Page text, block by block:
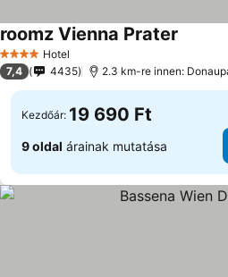
4 KategóriaHotel
roomz Vienna Prater
7,4 4435 2.3 km-re innen:
Kezdőár: 19 690 Ft
9 oldal árainak mutatása